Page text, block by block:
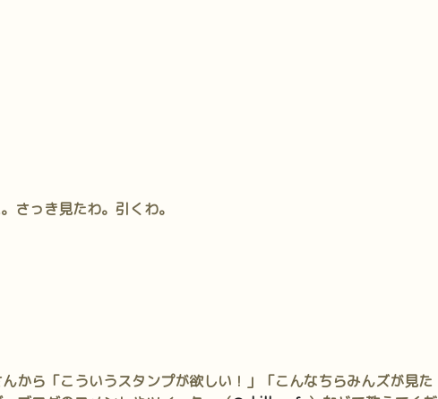
っき見たわ。引くわ。
から「こういうスタンプが欲しい！」「こんなちらみんズが見た